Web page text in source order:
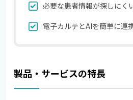
必要な患者情報が探しにく
電子カルテとAIを簡単に連
製品・サービスの特長